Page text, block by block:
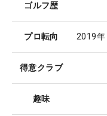
ゴルフ歴
プロ転向 2019年
得意クラブ
趣味